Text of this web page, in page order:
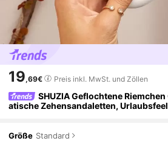
19,69€ Preis inkl. MwSt. und Zöllen
SHUZIA Geflochtene
atische Zehensandaletten,
Strandschuhe
Größe Standard